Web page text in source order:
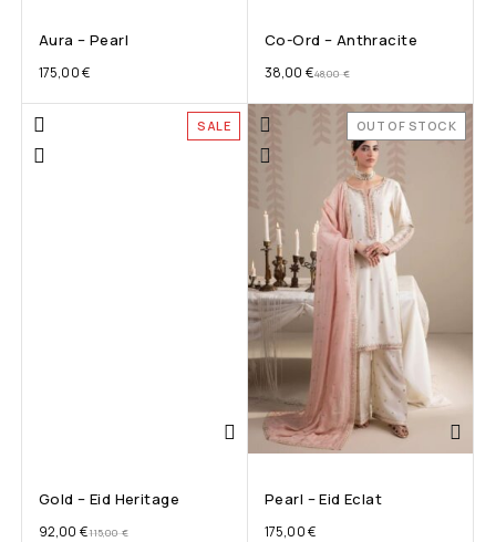
Aura – Pearl
175,00€
Co-Ord – Anthracite
48,00€
38,00 €
SALE
Gold – Eid Heritage
115,00€
92,00 €
OUT OF STOCK
Pearl – Eid Eclat
175,00€